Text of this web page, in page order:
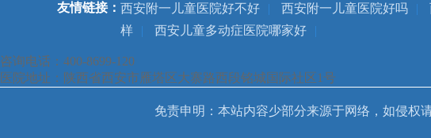
友情链接： 西安附一儿童医院好不好 | 西安附一儿童医院好吗 |
样
| 西安儿童多动症医院哪家好 |
咨询电话：400-8699-120
医院地址：陕西省西安市雁塔区大寨路西段铭城国际社区1号
免责申明：本站内容少部分来源于网络，如侵权